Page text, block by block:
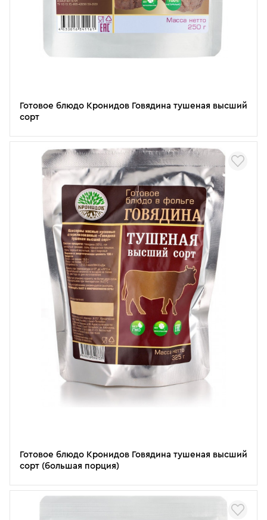
Готовое блюдо Кронидов Говядина тушеная высший
сорт
Готовое блюдо Кронидов Говядина тушеная высший
сорт (большая порция)